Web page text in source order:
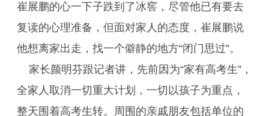
崔展鹏的心一下子跌到了冰窖，尽管他已有要去
复读的心理准备，但面对家人的态度，崔展鹏说
他想离家出走，找一个僻静的地方“闭门思过”。
家长颜明芬跟记者讲，先前因为“家有高考生”，
全家人取消一切重大计划，一切以孩子为重点，
整天围着高考生转。周围的亲戚朋友包括单位的